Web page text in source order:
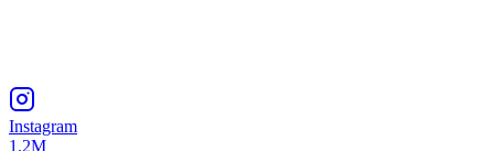
Instagram
1.2M